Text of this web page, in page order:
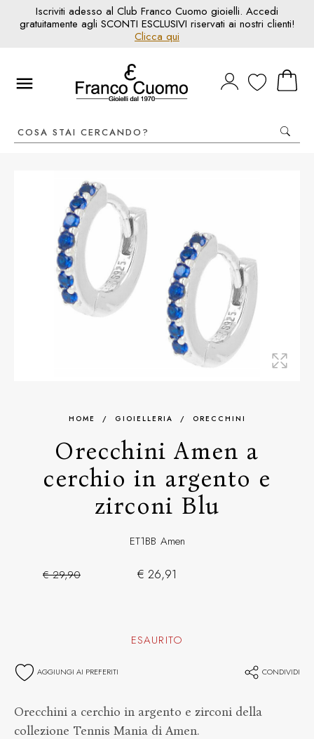
Iscriviti adesso al Club Franco Cuomo gioielli. Accedi
gratuitamente agli SCONTI ESCLUSIVI riservati ai nostri clienti!
Clicca qui
HOME / GIOIELLERIA / ORECCHINI
Orecchini Amen a
cerchio in argento e
zirconi Blu
ET1BB Amen
€ 29,90 € 26,91
ESAURITO
AGGIUNGI AI PREFERITI CONDIVIDI
Orecchini a cerchio in argento e zirconi della
collezione Tennis Mania di Amen.